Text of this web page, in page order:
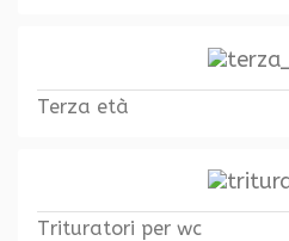
Terza età
Trituratori per wc